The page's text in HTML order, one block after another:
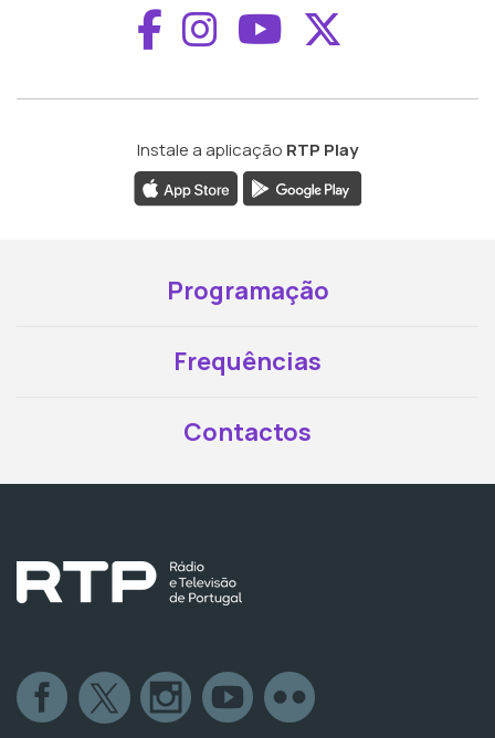
Aceder ao
Aceder ao
Aceder ao
Instale a aplicação RTP Play
Programação
Frequências
Contactos